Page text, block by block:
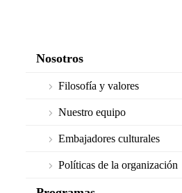
Nosotros
Filosofía y valores
Nuestro equipo
Embajadores culturales
Políticas de la organización